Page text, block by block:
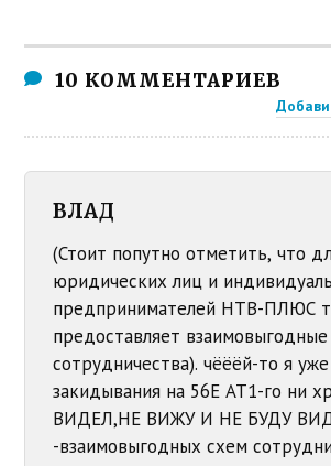
10 КОММЕНТАРИЕВ
ВЛАД
(Стоит попутно отметить, что
юридических лиц и
предпринимателей НТВ-ПЛЮС
предоставляет
сотрудничества). чёёёй-то я
закидывания на 56Е АТ1-го ни
ВИДЕЛ,НЕ ВИЖУ И НЕ БУДУ
-взаимовыгодных схем